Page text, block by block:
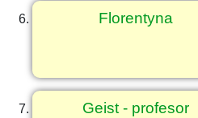
Florentyna
Geist - profesor